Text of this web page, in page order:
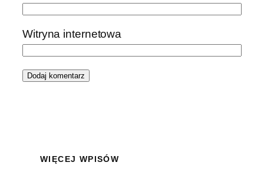
Witryna internetowa
WIĘCEJ WPISÓW